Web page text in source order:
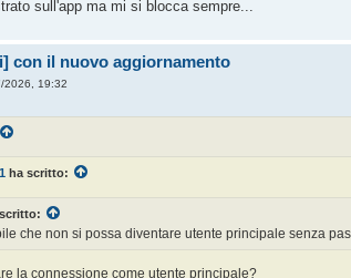
sull'app ma mi si blocca sempre...
con il nuovo aggiornamento
2026, 19:32
ha scritto:
che non si possa diventare utente principale senza
la connessione come utente principale?